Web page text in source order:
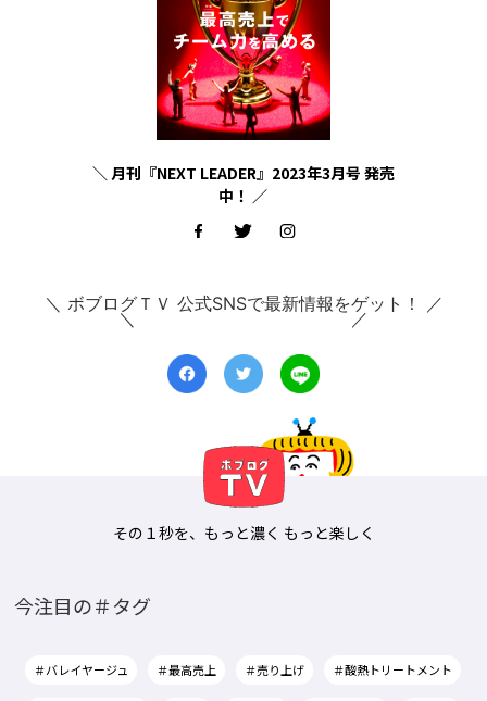
＼ 月刊『NEXT LEADER』2023年3月号 発売
中！ ／
＼ ボブログＴＶ 公式SNSで最新情報をゲット！ ／
その１秒を、もっと濃く もっと楽しく
今注目の＃タグ
＃バレイヤージュ ＃最高売上 ＃売り上げ ＃酸熱トリートメント